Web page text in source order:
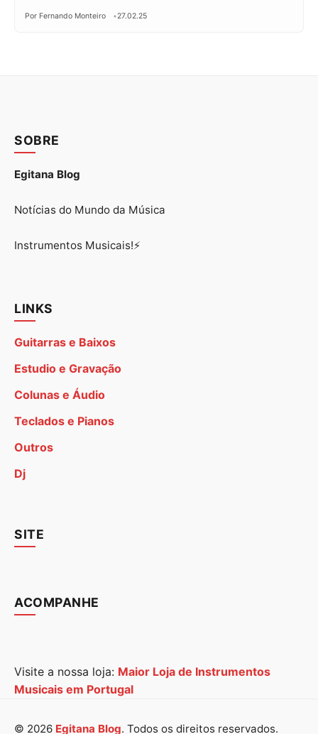
Por Fernando Monteiro 27.02.25
SOBRE
Egitana Blog
Notícias do Mundo da Música
Instrumentos Musicais!⚡
LINKS
Guitarras e Baixos
Estudio e Gravação
Colunas e Áudio
Teclados e Pianos
Outros
Dj
SITE
ACOMPANHE
Visite a nossa loja: Maior Loja de Instrumentos
Musicais em Portugal
© 2026 Egitana Blog. Todos os direitos reservados.